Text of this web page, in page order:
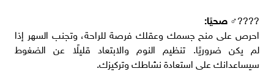
????‍♂️ صحيًا:
احرص على منح جسمك وعقلك فرصة للراحة، وتجنب السهر إذا
لم يكن ضروريًا. تنظيم النوم والابتعاد قليلًا عن الضغوط
سيساعدانك على استعادة نشاطك وتركيزك.